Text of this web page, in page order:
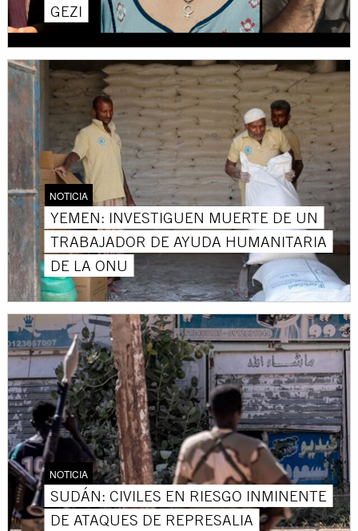
GEZI
NOTICIA
YEMEN: INVESTIGUEN MUERTE DE UN
TRABAJADOR DE AYUDA HUMANITARIA
DE LA ONU
NOTICIA
SUDÁN: CIVILES EN RIESGO INMINENTE
DE ATAQUES DE REPRESALIA